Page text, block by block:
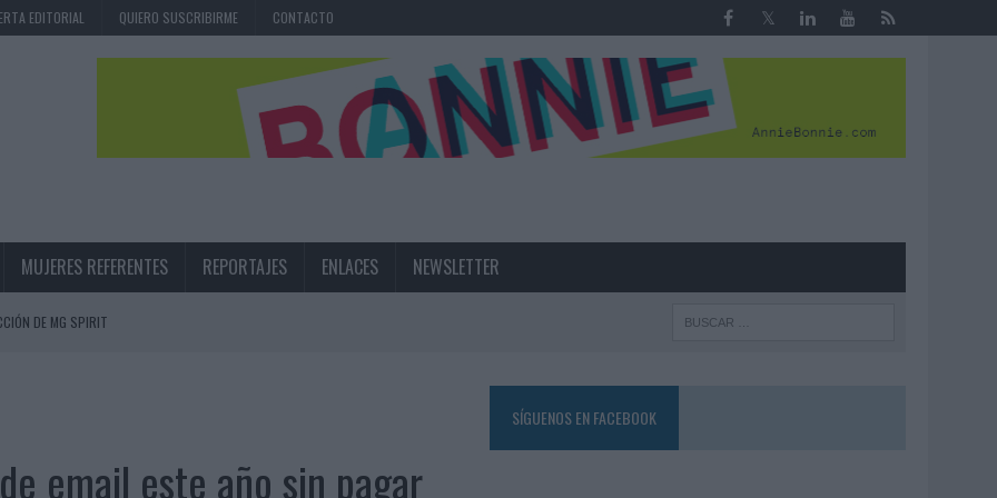
EDITORIAL QUIERO SUSCRIBIRME CONTACTO
MUJERES REFERENTES REPORTAJES ENLACES NEWSLETTER
DE MG SPIRIT
EXPERIENCIA DE MARCA EN IBIZA
email este año sin pagar
SÍGUENOS EN FACEBOOK